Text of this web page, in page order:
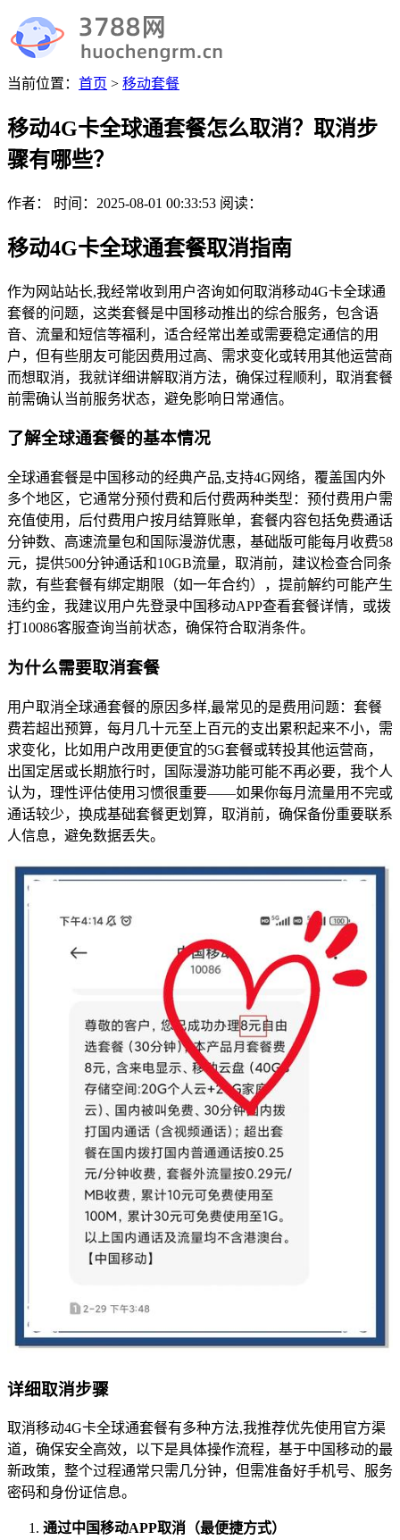
当前位置： 首页 > 移动套餐
移动4G卡全球通套餐怎么取消？取消步
骤有哪些？
作者： 时间： 2025-08-01 00:33:53 阅读：
移动4G卡全球通套餐取消指南
作为网站站长,我经常收到用户咨询如何取消移动4G卡全球通
套餐的问题，这类套餐是中国移动推出的综合服务，包含语
音、流量和短信等福利，适合经常出差或需要稳定通信的用
户，但有些朋友可能因费用过高、需求变化或转用其他运营商
而想取消，我就详细讲解取消方法，确保过程顺利，取消套餐
前需确认当前服务状态，避免影响日常通信。
了解全球通套餐的基本情况
全球通套餐是中国移动的经典产品,支持4G网络，覆盖国内外
多个地区，它通常分预付费和后付费两种类型：预付费用户需
充值使用，后付费用户按月结算账单，套餐内容包括免费通话
分钟数、高速流量包和国际漫游优惠，基础版可能每月收费58
元，提供500分钟通话和10GB流量，取消前，建议检查合同条
款，有些套餐有绑定期限（如一年合约），提前解约可能产生
违约金，我建议用户先登录中国移动APP查看套餐详情，或拨
打10086客服查询当前状态，确保符合取消条件。
为什么需要取消套餐
用户取消全球通套餐的原因多样,最常见的是费用问题：套餐
费若超出预算，每月几十元至上百元的支出累积起来不小，需
求变化，比如用户改用更便宜的5G套餐或转投其他运营商，
出国定居或长期旅行时，国际漫游功能可能不再必要，我个人
认为，理性评估使用习惯很重要——如果你每月流量用不完或
通话较少，换成基础套餐更划算，取消前，确保备份重要联系
人信息，避免数据丢失。
详细取消步骤
取消移动4G卡全球通套餐有多种方法,我推荐优先使用官方渠
道，确保安全高效，以下是具体操作流程，基于中国移动的最
新政策，整个过程通常只需几分钟，但需准备好手机号、服务
密码和身份证信息。
通过中国移动APP取消（最便捷方式）